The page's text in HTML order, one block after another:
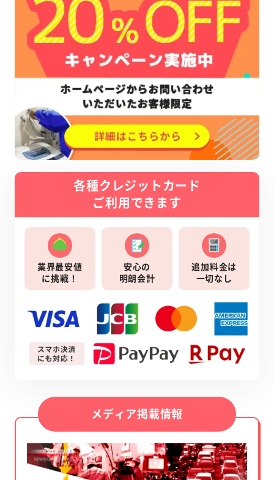
各種クレジットカード
ご利用できます
業界最安値
に挑戦！
安心の
明朗会計
追加料金は
一切なし
メディア掲載情報